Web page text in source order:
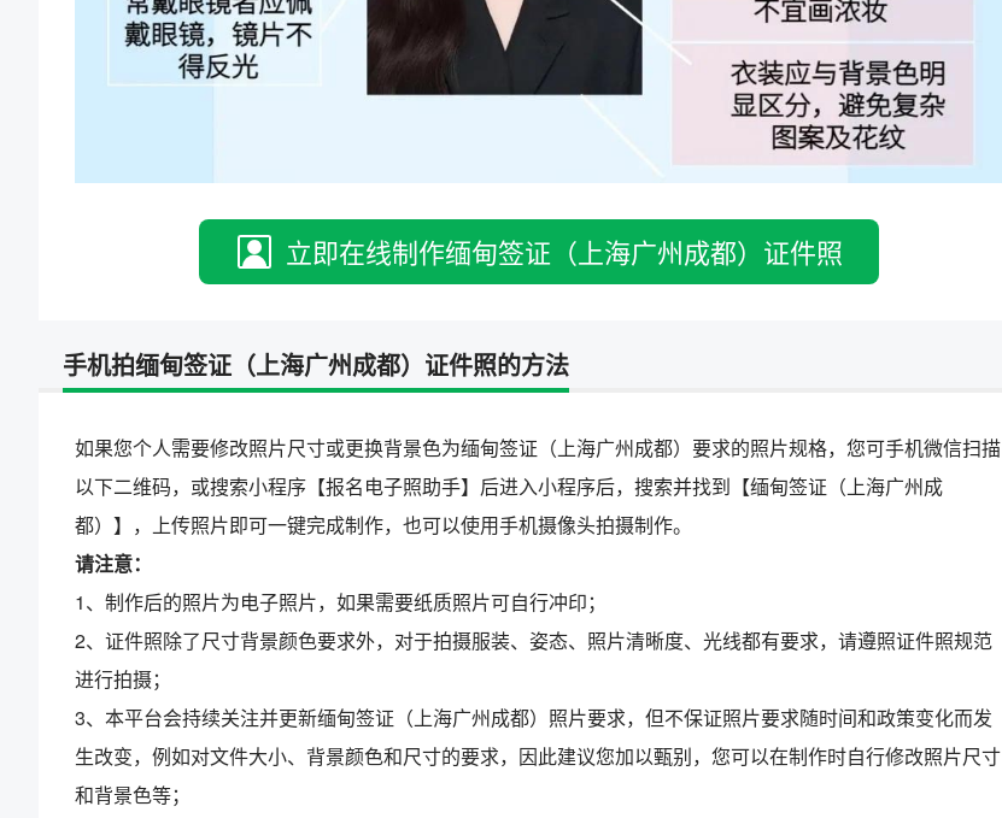
立即在线制作缅甸签证（上海广州成都）证件照
手机拍缅甸签证（上海广州成都）证件照的方法
如果您个人需要修改照片尺寸或更换背景色为缅甸签证（上海广州成都）要求的照片规格，您可手机微信扫描
以下二维码，或搜索小程序【报名电子照助手】后进入小程序后，搜索并找到【缅甸签证（上海广州成
都）】，上传照片即可一键完成制作，也可以使用手机摄像头拍摄制作。
请注意：
1、制作后的照片为电子照片，如果需要纸质照片可自行冲印；
2、证件照除了尺寸背景颜色要求外，对于拍摄服装、姿态、照片清晰度、光线都有要求，请遵照证件照规范
进行拍摄；
3、本平台会持续关注并更新缅甸签证（上海广州成都）照片要求，但不保证照片要求随时间和政策变化而发
生改变，例如对文件大小、背景颜色和尺寸的要求，因此建议您加以甄别，您可以在制作时自行修改照片尺寸
和背景色等；